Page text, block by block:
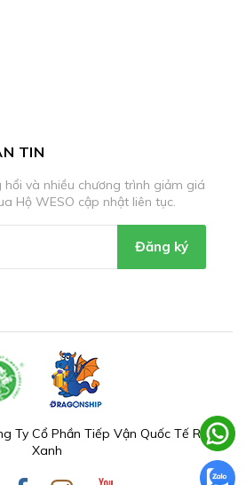
TIN
và nhiều chương trình giảm giá
Hộ WESO cập nhật liên tục.
Đăng ký
Ty Cổ Phần Tiếp Vận Quốc Tế Rồng
Xanh